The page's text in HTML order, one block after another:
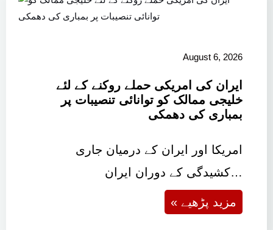
August 6, 2026
ایران کی امریکی حملے روکنے کے لئے
خلیجی ممالک کو توانائی تنصیبات پر
بمباری کی دھمکی
امریکا اور ایران کے درمیان جاری
کشیدگی کے دوران ایران…
« مزید پڑھیے